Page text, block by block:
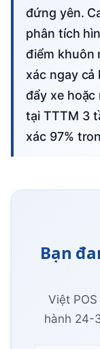
đứng yên.
phân tích
điểm khuôn
xác ngay cả
đẩy xe
tại TTTM 3
xác 97%
Bạn
Việt
hành 24-